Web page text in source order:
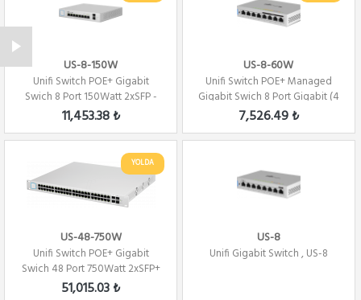
US-8-150W
Unifi Switch POE+ Gigabit
Swich 8 Port 150Watt 2xSFP -
Yönetilebilir
11,453.38 ₺
US-8-60W
Unifi Switch POE+ Managed
Gigabit Swich 8 Port Gigabit (4
Port PoE)
7,526.49 ₺
YOLDA
US-48-750W
Unifi Switch POE+ Gigabit
Swich 48 Port 750Watt 2xSFP+
2xSFP Yönet...
51,015.03 ₺
US-8
Unifi Gigabit Switch , US-8